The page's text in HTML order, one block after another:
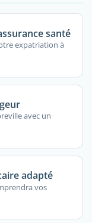
santé
expatriation à
avec un
adapté
vos